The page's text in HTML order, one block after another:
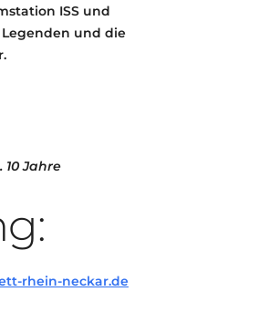
ISS und
und die
Jahre
rhein-neckar.de